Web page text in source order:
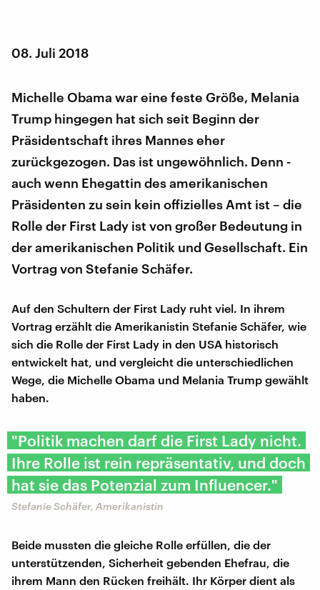
08. Juli 2018
Michelle Obama war eine feste Größe, Melania
Trump hingegen hat sich seit Beginn der
Präsidentschaft ihres Mannes eher
zurückgezogen. Das ist ungewöhnlich. Denn -
auch wenn Ehegattin des amerikanischen
Präsidenten zu sein kein offizielles Amt ist – die
Rolle der First Lady ist von großer Bedeutung in
der amerikanischen Politik und Gesellschaft. Ein
Vortrag von Stefanie Schäfer.
Auf den Schultern der First Lady ruht viel. In ihrem
Vortrag erzählt die Amerikanistin Stefanie Schäfer, wie
sich die Rolle der First Lady in den USA historisch
entwickelt hat, und vergleicht die unterschiedlichen
Wege, die Michelle Obama und Melania Trump gewählt
haben.
"Politik machen darf die First Lady nicht.
Ihre Rolle ist rein repräsentativ, und doch
hat sie das Potenzial zum Influencer."
Stefanie Schäfer, Amerikanistin
Beide mussten die gleiche Rolle erfüllen, die der
unterstützenden, Sicherheit gebenden Ehefrau, die
ihrem Mann den Rücken freihält. Ihr Körper dient als